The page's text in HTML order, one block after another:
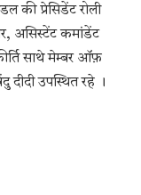
की प्रेसिडेंट रोली
असिस्टेंट कमांडेंट
साथे मेम्बर ऑफ़
दीदी उपस्थित रहे ।